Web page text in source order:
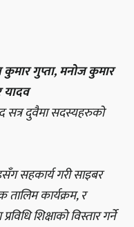
गुप्ता, मनोज कुमार
सत्र दुवैमा सदस्यहरुको
सहकार्य गरी साइबर
तालिम कार्यक्रम, र
शिक्षाको विस्तार गर्ने